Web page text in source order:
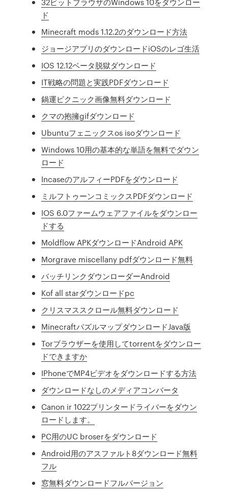
ド
Minecraft mods 1.12.2のダウンロード方法
ジョージアプリのダウンロードiOSのレゴ生活
IOS 12.12ベータ脱獄ダウンロード
IT戦略の問題と実践PDFダウンロード
鍋運ピクニック画像無料ダウンロード
クマの抱擁gifダウンロード
Ubuntuフェニックスos isoダウンロード
Windows 10用の基本的な単語を無料でダウン
ロード
IncaseのアルフィーPDFをダウンロード
ミルフトゥーンコミックスPDFダウンロード
IOS 6.0ファームウェアファイルをダウンロー
ドする
Moldflow APKダウンロードAndroid APK
Morgrave miscellany pdfダウンロード無料
バッチリンクダウンローダーAndroid
Kof all starダウンロードpc
クリスマススクロール無料ダウンロード
MinecraftパズルマップダウンロードJava版
Torブラウザーを使用してtorrentをダウンロー
ドできますか
IPhoneでMP4ビデオをダウンロードする方法
ダウンロードなしのメディアコンバータ
Canon ir 1022プリンタードライバーをダウン
ロードします。
PC用のUC broserをダウンロード
Android用のアスファルト8ダウンロード無料
フル
窓無料ダウンロードフルバージョン